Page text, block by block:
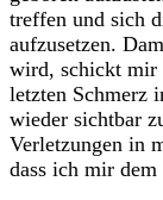
treffen und sich
aufzusetzen.
wird, schickt mir
letzten Schmerz
wieder sichtbar
Verletzungen in
dass ich mir dem